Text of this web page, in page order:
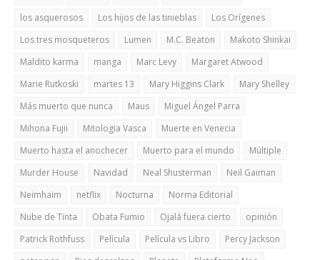
los asquerosos
Los hijos de las tinieblas
Los Orígenes
Los tres mosqueteros
Lumen M.C. Beaton
Makoto Shinkai
Maldito karma
manga Marc Levy
Margaret Atwood
Marie Rutkoski
martes 13 Mary Higgins Clark
Mary Shelley
Más muerto que nunca
Maus
Miguel Ángel Parra
Mihona Fujii
Mitologia Vasca
Muerte en Venecia
Muerto hasta el anochecer
Muerto para el mundo
Múltiple
Murder House
Navidad Neal Shusterman
Neil Gaiman
Neimhaim
netflix Nocturna
Norma Editorial
Nube de Tinta
Obata Fumio Ojalá fuera cierto
opinión
Patrick Rothfuss
Película Película vs Libro
Percy Jackson